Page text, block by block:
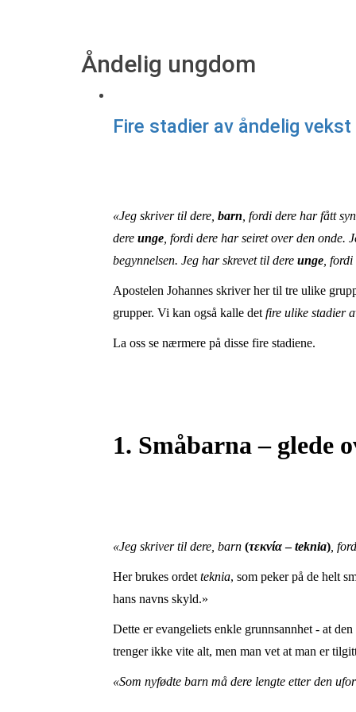
Åndelig ungdom
Fire stadier av åndelig vekst
«Jeg skriver til dere, barn , fordi dere har fått
dere unge , fordi dere har seiret over den onde.
begynnelsen. Jeg har skrevet til dere unge ,
Apostelen Johannes skriver her til tre ulike
grupper. Vi kan også kalle det fire ulike stadier
La oss se nærmere på disse fire stadiene.
1. Småbarna – glede
«Jeg skriver til dere, barn (τεκνία –teknia) ,
Her brukes ordet teknia, som peker på de helt
hans navns skyld.»
Dette er evangeliets enkle grunnsannhet - at
trenger ikke vite alt, men man vet at man er
«Som nyfødte barn må dere lengte etter den